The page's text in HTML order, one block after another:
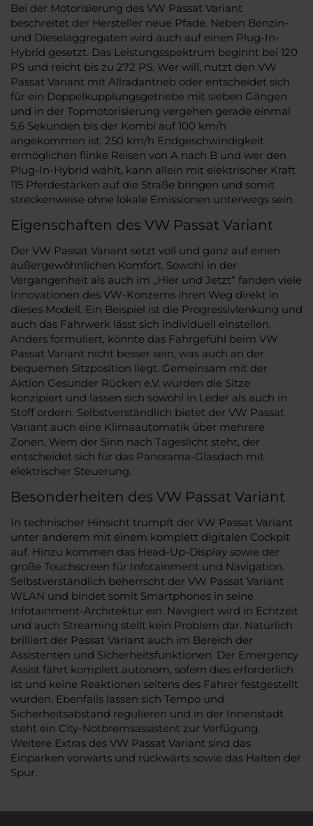
Bei der Motorisierung des VW Passat Variant
beschreitet der Hersteller neue Pfade. Neben Benzin-
und Dieselaggregaten wird auch auf einen Plug-In-
Hybrid gesetzt. Das Leistungsspektrum beginnt bei 120
PS und reicht bis zu 272 PS. Wer will, nutzt den VW
Passat Variant mit Allradantrieb oder entscheidet sich
für ein Doppelkupplungsgetriebe mit sieben Gängen
und in der Topmotorisierung vergehen gerade einmal
5,6 Sekunden bis der Kombi auf 100 km/h
angekommen ist. 250 km/h Endgeschwindigkeit
ermöglichen flinke Reisen von A nach B und wer den
Plug-In-Hybrid wählt, kann allein mit elektrischer Kraft
115 Pferdestärken auf die Straße bringen und somit
streckenweise ohne lokale Emissionen unterwegs sein.
Eigenschaften des VW Passat Variant
Der VW Passat Variant setzt voll und ganz auf einen
außergewöhnlichen Komfort. Sowohl in der
Vergangenheit als auch im „Hier und Jetzt“ fanden viele
Innovationen des VW-Konzerns ihren Weg direkt in
dieses Modell. Ein Beispiel ist die Progressivlenkung und
auch das Fahrwerk lässt sich individuell einstellen.
Anders formuliert, könnte das Fahrgefühl beim VW
Passat Variant nicht besser sein, was auch an der
bequemen Sitzposition liegt. Gemeinsam mit der
Aktion Gesunder Rücken e.V. wurden die Sitze
konzipiert und lassen sich sowohl in Leder als auch in
Stoff ordern. Selbstverständlich bietet der VW Passat
Variant auch eine Klimaautomatik über mehrere
Zonen. Wem der Sinn nach Tageslicht steht, der
entscheidet sich für das Panorama-Glasdach mit
elektrischer Steuerung.
Besonderheiten des VW Passat Variant
In technischer Hinsicht trumpft der VW Passat Variant
unter anderem mit einem komplett digitalen Cockpit
auf. Hinzu kommen das Head-Up-Display sowie der
große Touchscreen für Infotainment und Navigation.
Selbstverständlich beherrscht der VW Passat Variant
WLAN und bindet somit Smartphones in seine
Infotainment-Architektur ein. Navigiert wird in Echtzeit
und auch Streaming stellt kein Problem dar. Natürlich
brilliert der Passat Variant auch im Bereich der
Assistenten und Sicherheitsfunktionen. Der Emergency
Assist fährt komplett autonom, sofern dies erforderlich
ist und keine Reaktionen seitens des Fahrer festgestellt
wurden. Ebenfalls lassen sich Tempo und
Sicherheitsabstand regulieren und in der Innenstadt
steht ein City-Notbremsassistent zur Verfügung.
Weitere Extras des VW Passat Variant sind das
Einparken vorwärts und rückwärts sowie das Halten der
Spur.